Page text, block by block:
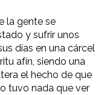
la gente se
y sufrir unos
días en una cárcel
afín, siendo una
el hecho de que
tuvo nada que ver